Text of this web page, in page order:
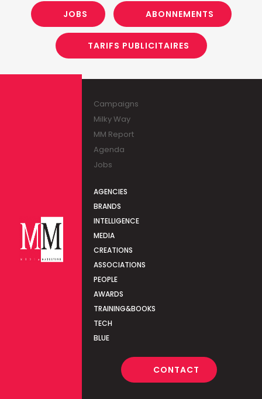
JOBS ABONNEMENTS
TARIFS PUBLICITAIRES
Campaigns
Milky Way
MM Report
Agenda
Jobs
AGENCIES
BRANDS
INTELLIGENCE
MEDIA
CREATIONS
ASSOCIATIONS
PEOPLE
AWARDS
TRAINING&BOOKS
TECH
BLUE
CONTACT